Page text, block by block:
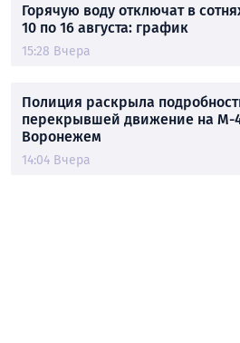
Горячую воду отключат в
10 по 16 августа: график
15:28 Вчера
Полиция раскрыла
перекрывшей движение на М-
Воронежем
14:04 Вчера